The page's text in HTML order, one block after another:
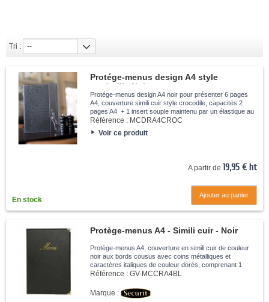
Tri : --
Protége-menus design A4 style
crododile Noir
Protége-menus design A4 noir pour présenter 6 pages
A4, couverture simili cuir style crocodile, capacités 2
pages A4 + 1 insert souple maintenu par un élastique au
centre du protège menus, logo et fourchette en relief.
Référence : MCDRA4CROC
Voir ce produit
A partir de 19,95 € ht
En stock
Ajouter au panier
Protège-menus A4 - Simili cuir - Noir
Protège-menus A4, couverture en simili cuir de couleur
noir aux bords cousus avec coins métalliques et
caractères italiques de couleur dorés, comprenant 1
double insert transparent amovible, facile à nettoyer avec
Référence : GV-MCCRA4BL
Marque :